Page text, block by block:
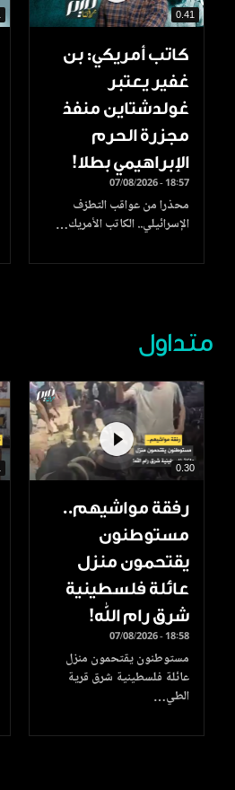
0.41
كاتب أمريكي: بن
غفير يعتبر
غولدشتاين منفذ
مجزرة الحرم
الإبراهيمي بطلا!
07/08/2026 - 18:57
محذرا من عواقب التطرّف
الإسرائيلي.. الكاتب الأمريك…
متداول
0.30
رفقة مواشيهم..
مستوطنون
يقتحمون منزل
عائلة فلسطينية
شرق رام الله!
07/08/2026 - 18:58
مستوطنون يقتحمون منزل
عائلة فلسطينية شرق قرية
الطي…